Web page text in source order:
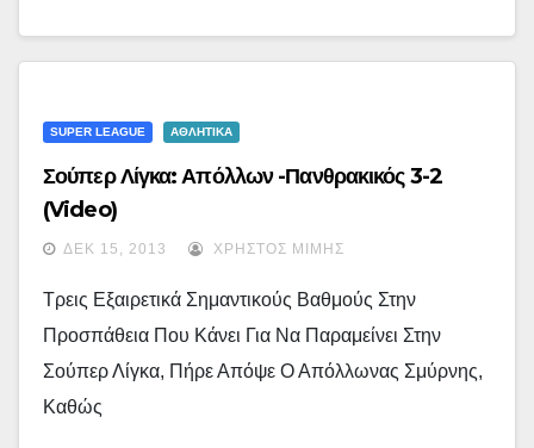
SUPER LEAGUE ΑΘΛΗΤΙΚΑ
Σούπερ Λίγκα: Απόλλων -Πανθρακικός 3-2
(video)
ΔΕΚ 15, 2013 ΧΡΉΣΤΟΣ ΜΊΜΗΣ
Τρεις Εξαιρετικά Σημαντικούς Βαθμούς Στην
Προσπάθεια Που Κάνει Για Να Παραμείνει Στην
Σούπερ Λίγκα, Πήρε Απόψε Ο Απόλλωνας Σμύρνης,
Καθώς